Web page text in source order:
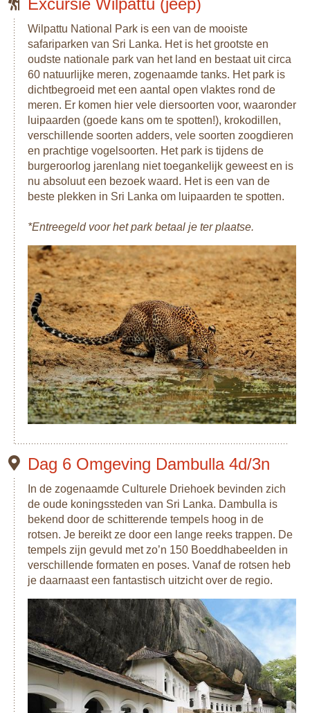
Wilpattu National Park is een van de mooiste
safariparken van Sri Lanka. Het is het grootste en
oudste nationale park van het land en bestaat uit circa
60 natuurlijke meren, zogenaamde tanks. Het park is
dichtbegroeid met een aantal open vlaktes rond de
meren. Er komen hier vele diersoorten voor, waaronder
luipaarden (goede kans om te spotten!), krokodillen,
verschillende soorten adders, vele soorten zoogdieren
en prachtige vogelsoorten. Het park is tijdens de
burgeroorlog jarenlang niet toegankelijk geweest en is
nu absoluut een bezoek waard. Het is een van de
beste plekken in Sri Lanka om luipaarden te spotten.
*Entreegeld voor het park betaal je ter plaatse.
Dag 6 Omgeving Dambulla 4d/3n
In de zogenaamde Culturele Driehoek bevinden zich
de oude koningssteden van Sri Lanka. Dambulla is
bekend door de schitterende tempels hoog in de
rotsen. Je bereikt ze door een lange reeks trappen. De
tempels zijn gevuld met zo’n 150 Boeddhabeelden in
verschillende formaten en poses. Vanaf de rotsen heb
je daarnaast een fantastisch uitzicht over de regio.